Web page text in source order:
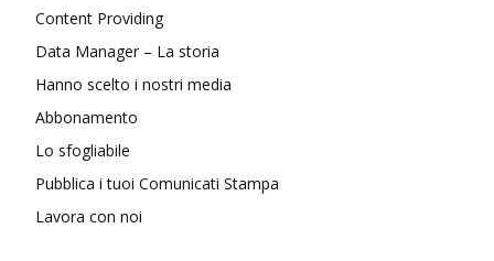
Content Providing
Data Manager – La storia
Hanno scelto i nostri media
Abbonamento
Lo sfogliabile
Pubblica i tuoi Comunicati Stampa
Lavora con noi